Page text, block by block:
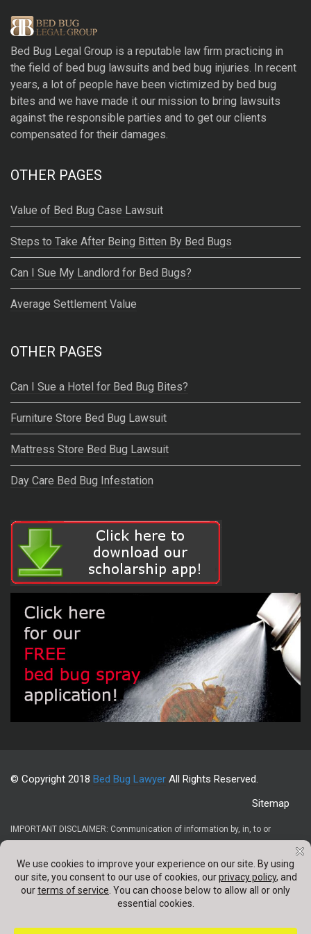
e
r
n
a
t
i
v
e
Bed Bug Legal Group is a reputable law firm practicing in
the field of bed bug lawsuits and bed bug injuries. In recent
years, a lot of people have been victimized by bed bug
bites and we have made it our mission to bring lawsuits
against the responsible parties and to get our clients
compensated for their damages.
OTHER PAGES
Value of Bed Bug Case Lawsuit
Steps to Take After Being Bitten By Bed Bugs
Can I Sue My Landlord for Bed Bugs?
Average Settlement Value
OTHER PAGES
Can I Sue a Hotel for Bed Bug Bites?
Furniture Store Bed Bug Lawsuit
Mattress Store Bed Bug Lawsuit
Day Care Bed Bug Infestation
© Copyright 2018 Bed Bug Lawyer All Rights Reserved.
Sitemap
IMPORTANT DISCLAIMER: Communication of information by, in, to or
constitute an attorney-client relationship, (2) is not intended to be legal
advice, (3) is not intended to be a solicitation, and (4) is not a substitute for
obtaining legal advice from a qualified attorney. Confidentail information